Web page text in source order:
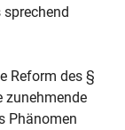
Reform des §
zunehmende
Phänomen